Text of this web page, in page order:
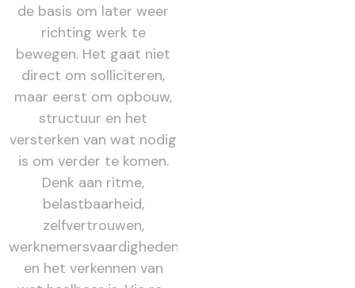
de basis om later weer
richting werk te
bewegen. Het gaat niet
direct om solliciteren,
maar eerst om opbouw,
structuur en het
versterken van wat nodig
is om verder te komen.
Denk aan ritme,
belastbaarheid,
zelfvertrouwen,
werknemersvaardigheden
en het verkennen van